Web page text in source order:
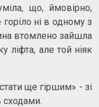
що, ймовірно,
ні в одному з
втомлено зайшла
ліфта, але той ніяк
ще гіршим» - зі
сходами.